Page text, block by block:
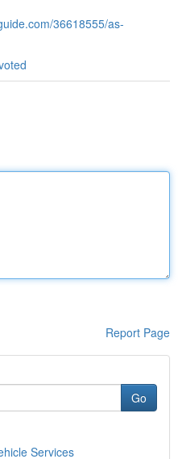
36618555/as-
Report Page
Go
Services